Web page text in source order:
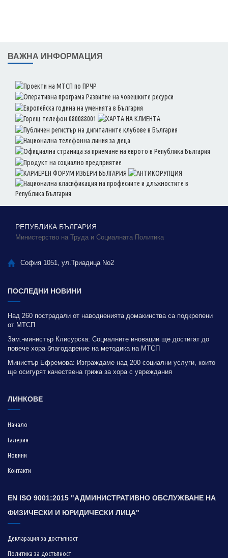
ВАЖНА ИНФОРМАЦИЯ
РЕПУБЛИКА БЪЛГАРИЯ
Министерство на Труда и Социалната Политика
София 1051, ул.Триадица No2
ПОСЛЕДНИ НОВИНИ
Над 260 пострадали от наводненията домакинства са подкрепени
от МТСП
Зам.-министър Клисурска: Социалните иновации ще достигат до
повече хора благодарение на методика на МТСП
Министър Ефремова: Изграждаме над 200 социални услуги, които
ще осигурят качествена грижа за хора с увреждания
ЛИНКОВЕ
Начало
Галерия
Новини
Контакти
EN ISO 9001:2015 "АДМИНИСТРАТИВНО ОБСЛУЖВАНЕ НА
ФИЗИЧЕСКИ И ЮРИДИЧЕСКИ ЛИЦА"
Декларация за достъпност
Политика за достъпност